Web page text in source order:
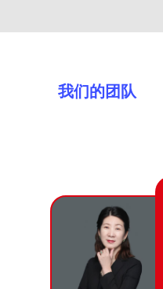
我们的团队